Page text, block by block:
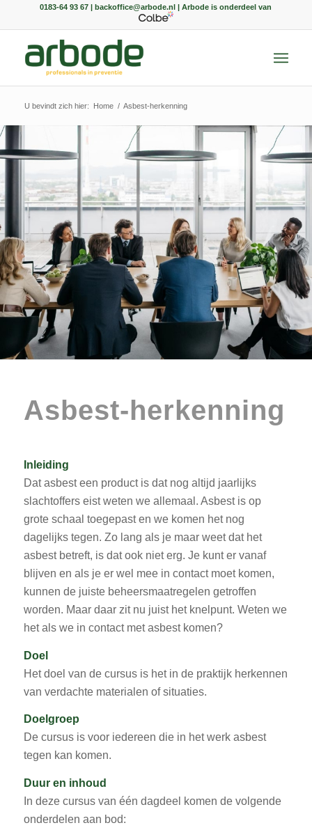
0183-64 93 67 | backoffice@arbode.nl | Arbode is onderdeel van
U bevindt zich hier: Home / Asbest-herkenning
Asbest-herkenning
Inleiding
Dat asbest een product is dat nog altijd jaarlijks
slachtoffers eist weten we allemaal. Asbest is op
grote schaal toegepast en we komen het nog
dagelijks tegen. Zo lang als je maar weet dat het
asbest betreft, is dat ook niet erg. Je kunt er vanaf
blijven en als je er wel mee in contact moet komen,
kunnen de juiste beheersmaatregelen getroffen
worden. Maar daar zit nu juist het knelpunt. Weten we
het als we in contact met asbest komen?
Doel
Het doel van de cursus is het in de praktijk herkennen
van verdachte materialen of situaties.
Doelgroep
De cursus is voor iedereen die in het werk asbest
tegen kan komen.
Duur en inhoud
In deze cursus van één dagdeel komen de volgende
onderdelen aan bod: